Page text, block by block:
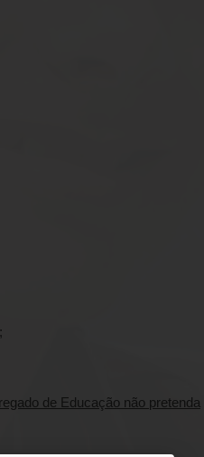
;
de Educação não pretenda